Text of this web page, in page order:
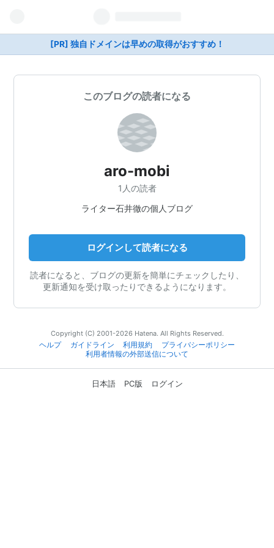
[PR] 独自ドメインは早めの取得がおすすめ！
このブログの読者になる
aro-mobi
1人の読者
ライター石井徹の個人ブログ
ログインして読者になる
読者になると、ブログの更新を簡単にチェックしたり、
更新通知を受け取ったりできるようになります。
Copyright (C) 2001-2026 Hatena. All Rights Reserved.
ヘルプ
ガイドライン 利用規約
プライバシーポリシー
利用者情報の外部送信について
日本語 PC版 ログイン